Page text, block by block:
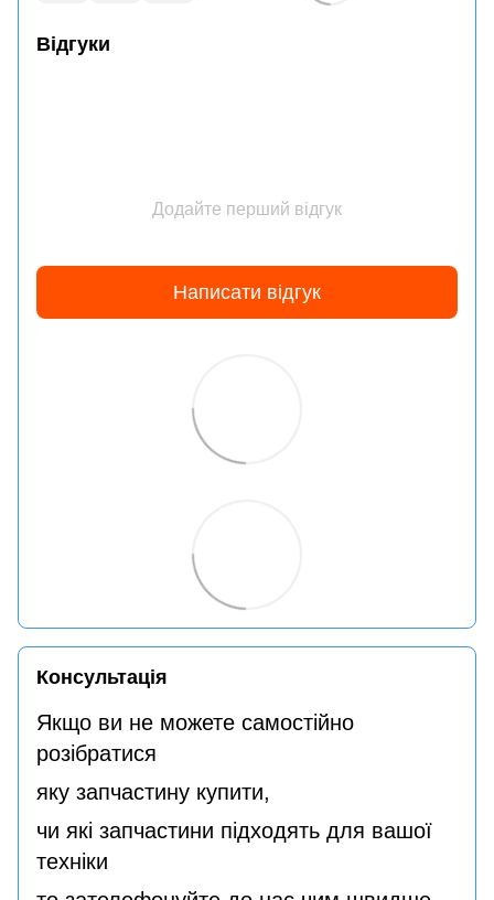
Відгуки
Додайте перший відгук
Написати відгук
Консультація
Якщо ви не можете самостійно
розібратися
яку запчастину купити,
чи які запчастини підходять для вашої
техніки